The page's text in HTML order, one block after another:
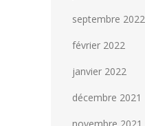
septembre 2022
février 2022
janvier 2022
décembre 2021
novembre 2021